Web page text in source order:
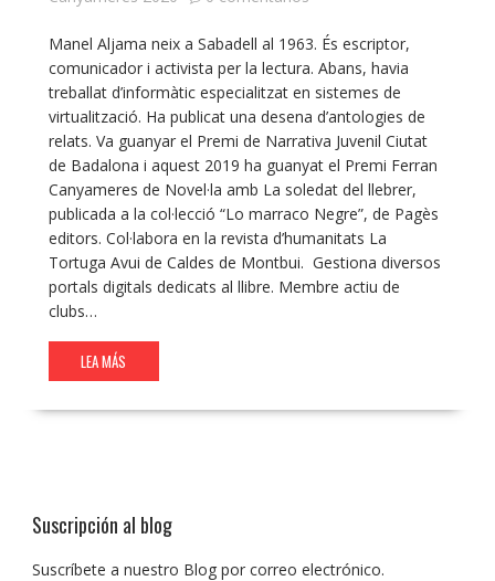
Manel Aljama neix a Sabadell al 1963. És escriptor,
comunicador i activista per la lectura. Abans, havia
treballat d’informàtic especialitzat en sistemes de
virtualització. Ha publicat una desena d’antologies de
relats. Va guanyar el Premi de Narrativa Juvenil Ciutat
de Badalona i aquest 2019 ha guanyat el Premi Ferran
Canyameres de Novel·la amb La soledat del llebrer,
publicada a la col·lecció “Lo marraco Negre”, de Pagès
editors. Col·labora en la revista d’humanitats La
Tortuga Avui de Caldes de Montbui. Gestiona diversos
portals digitals dedicats al llibre. Membre actiu de
clubs…
LEA MÁS
Suscripción al blog
Suscríbete a nuestro Blog por correo electrónico.